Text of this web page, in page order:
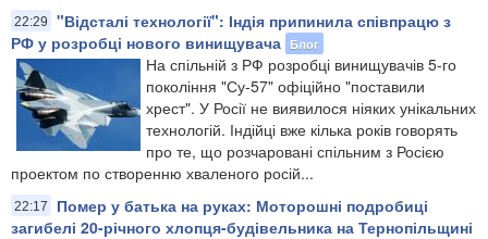
22:29
"Відсталі технології": Індія припинила співпрацю з
РФ у розробці нового винищувача Блог
На спільній з РФ розробці винищувачів 5-го
покоління "Су-57" офіційно "поставили
хрест". У Росії не виявилося ніяких унікальних
технологій. Індійці вже кілька років говорять
про те, що розчаровані спільним з Росією
проектом по створенню хваленого росій...
22:17
Помер у батька на руках: Моторошні подробиці
загибелі 20-річного хлопця-будівельника на Тернопільщині